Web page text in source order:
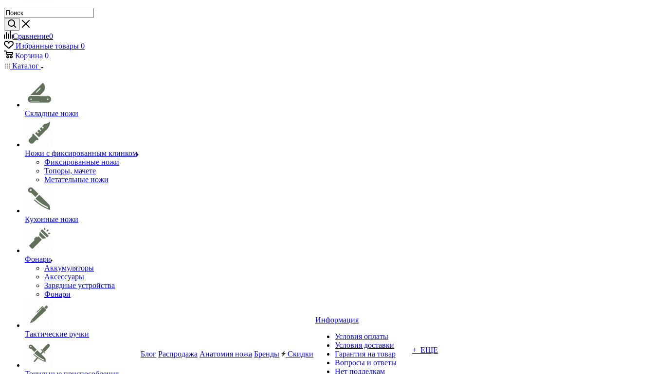
Сравнение0
Избранные товары 0
Корзина 0
Каталог
Складные ножи
Ножи с фиксированным клинком
Фиксированные ножи
Топоры, мачете
Метательные ножи
Кухонные ножи
Фонари
Аккумуляторы
Аксессуары
Зарядные устройства
Фонари
Тактические ручки
Блог Распродажа Анатомия ножа Бренды Скидки
Информация
Условия оплаты
Условия доставки
Гарантия на товар
Вопросы и ответы
Нет подделкам
+ ЕЩЕ